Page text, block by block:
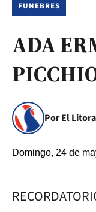
FUNEBRES
ADA
Por El
Domingo, 24 de